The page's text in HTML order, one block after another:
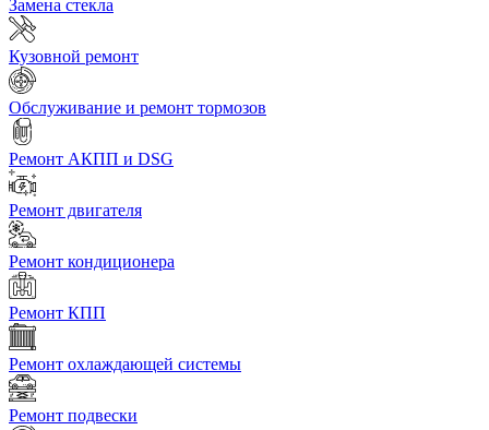
Замена стекла
Кузовной ремонт
Обслуживание и ремонт тормозов
Ремонт АКПП и DSG
Ремонт двигателя
Ремонт кондиционера
Ремонт КПП
Ремонт охлаждающей системы
Ремонт подвески